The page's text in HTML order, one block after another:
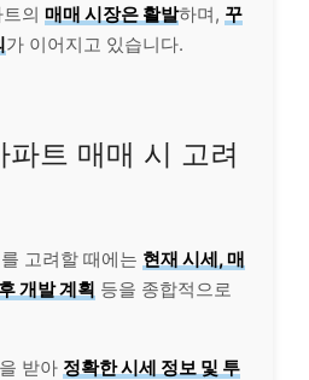
의 매매 시장은 활발하며, 꾸
가 이어지고 있습니다.
파트 매매 시 고려
고려할 때에는 현재 시세, 매
개발 계획 등을 종합적으로
을 받아 정확한 시세 정보 및 투